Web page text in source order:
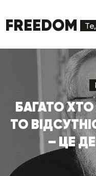
FREEDOM
БАГАТО
ТО
– ЦЕ